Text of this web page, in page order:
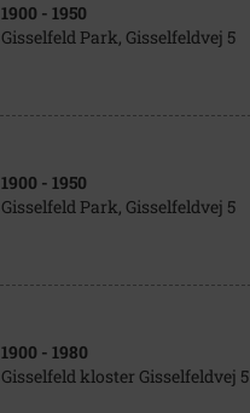
1900 - 1950
Gisselfeld Park, Gisselfeldvej 5
1900 - 1950
Gisselfeld Park, Gisselfeldvej 5
1900 - 1980
Gisselfeld kloster Gisselfeldvej 5